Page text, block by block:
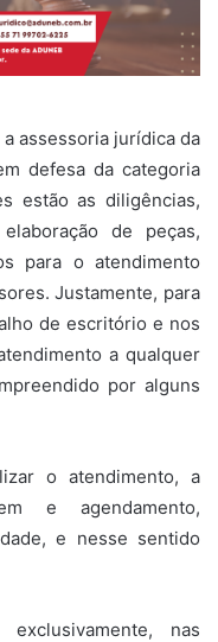
assessoria jurídica da
defesa da categoria
estão as diligências,
de peças,
para o atendimento
Justamente, para
de escritório e nos
a qualquer
por alguns
o atendimento, a
e agendamento,
e nesse sentido
nas